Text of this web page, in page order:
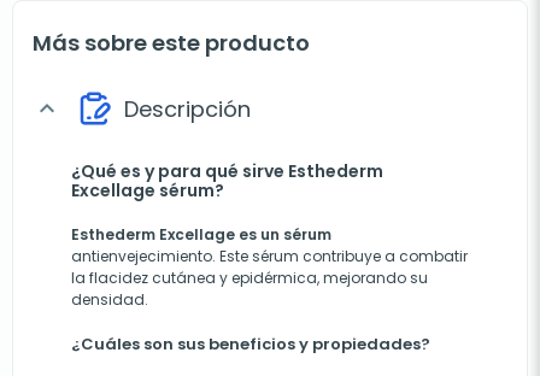
Más sobre este producto
expand_more Descripción
¿Qué es y para qué sirve Esthederm
Excellage sérum?
Esthederm Excellage es un sérum
antienvejecimiento. Este sérum contribuye a combatir
la flacidez cutánea y epidérmica, mejorando su
densidad.
¿Cuáles son sus beneficios y propiedades?